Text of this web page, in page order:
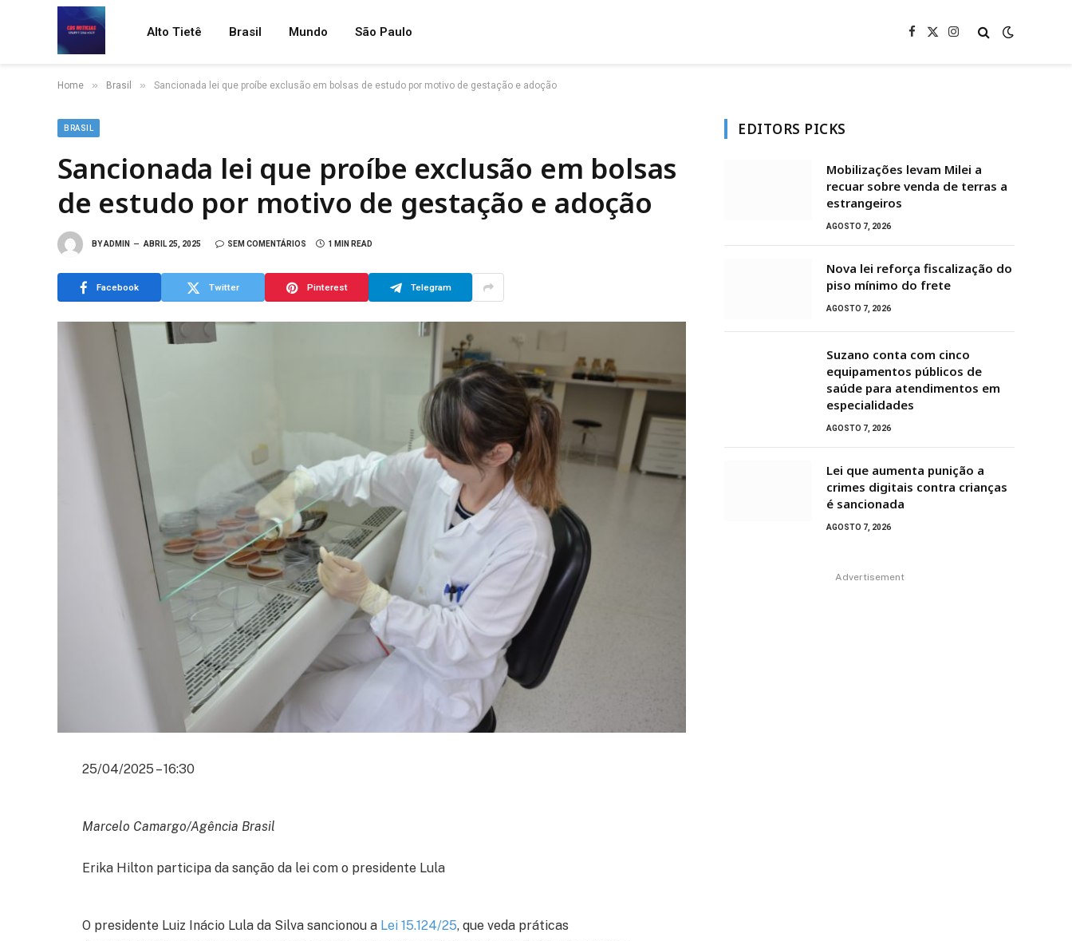
Alto Tietê Brasil Mundo São Paulo Facebook
X
Instagram
Home » Brasil » Sancionada lei que proíbe exclusão em bolsas de estudo por motivo de gestação e adoção
BRASIL
Sancionada lei que proíbe exclusão em bolsas
de estudo por motivo de gestação e adoção
BYADMIN ABRIL 25, 2025 SEM COMENTÁRIOS 1 MIN READ
Facebook Twitter Pinterest Telegram
25/04/2025 – 16:30
Marcelo Camargo/Agência Brasil
Erika Hilton participa da sanção da lei com o presidente Lula
O presidente Luiz Inácio Lula da Silva sancionou a Lei 15.124/25, que veda práticas
EDITORS PICKS
Mobilizações levam Milei a
recuar sobre venda de terras a
estrangeiros
AGOSTO 7, 2026
Nova lei reforça fiscalização do
piso mínimo do frete
AGOSTO 7, 2026
Suzano conta com cinco
equipamentos públicos de
saúde para atendimentos em
especialidades
AGOSTO 7, 2026
Lei que aumenta punição a
crimes digitais contra crianças
é sancionada
AGOSTO 7, 2026
Advertisement